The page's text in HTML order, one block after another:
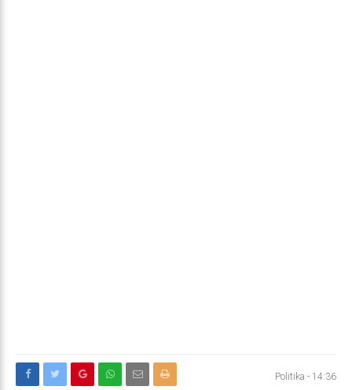
Politika - 14:36